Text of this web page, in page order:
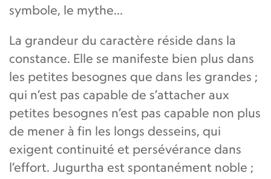
symbole, le mythe...
La grandeur du caractère réside dans la
constance. Elle se manifeste bien plus dans
les petites besognes que dans les grandes ;
qui n’est pas capable de s’attacher aux
petites besognes n’est pas capable non plus
de mener à fin les longs desseins, qui
exigent continuité et persévérance dans
l’effort. Jugurtha est spontanément noble ;